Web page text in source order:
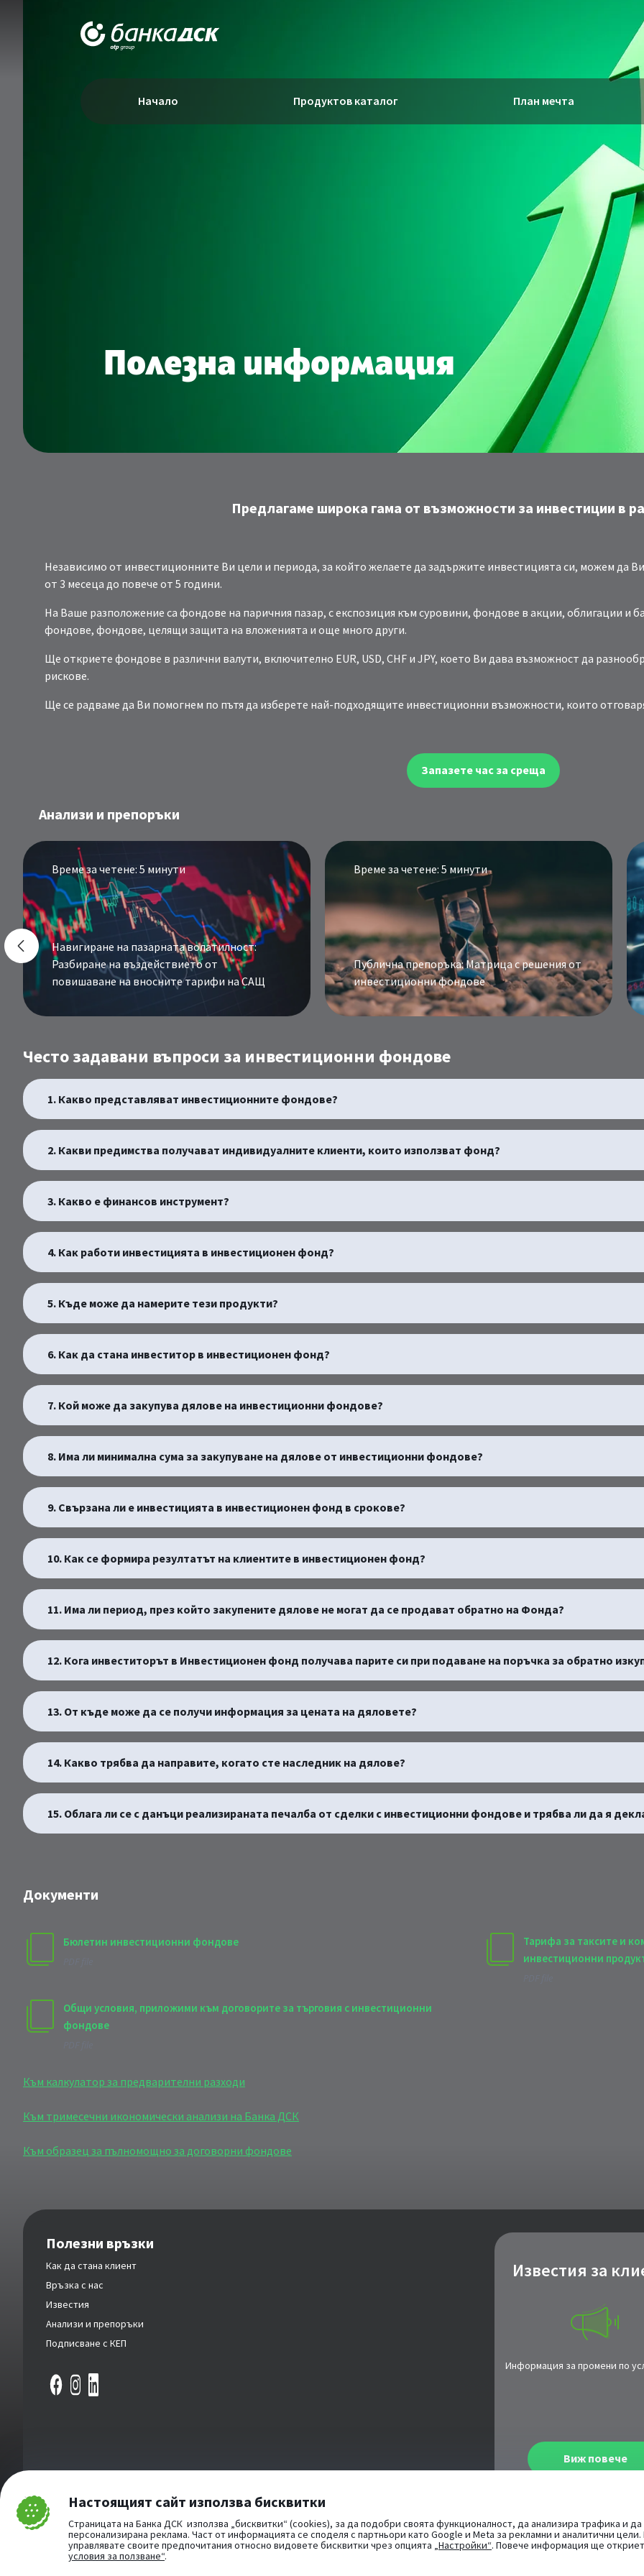
Затвори Настоящият сайт използва бисквитки
Страницата на Банка ДСК използва „бисквитки“ (cookies), за да подобри своята функционалност, да анализира трафика и да
персонализирана реклама. Част от информацията се споделя с партньори като Google и Meta за рекламни и аналитични
управлявате своите предпочитания относно видовете бисквитки чрез опцията „Настройки“. Повече информация ще
условия за ползване“.
Начало Продуктов каталог План мечта
Полезна информация
Предлагаме широка гама от възможности за инвестиции в
Независимо от инвестиционните Ви цели и периода, за който желаете да задържите инвестицията си, можем да
от 3 месеца до повече от 5 години.
На Ваше разположение са фондове на паричния пазар, с експозиция към суровини, фондове в акции, облигации
фондове, фондове, целящи защита на вложенията и още много други.
Ще откриете фондове в различни валути, включително EUR, USD, CHF и JPY, което Ви дава възможност да
рискове.
Ще се радваме да Ви помогнем по пътя да изберете най-подходящите инвестиционни възможности, които
Запазете час за среща
Анализи и препоръки
Време за четене: 5 минути
Навигиране на пазарната волатилност:
Разбиране на въздействието от
повишаване на вносните тарифи на САЩ
Време за четене: 5 минути
Публична препоръка: Матрица с решения от
инвестиционни фондове
Често задавани въпроси за инвестиционни фондове
1. Какво представляват инвестиционните фондове?
2. Какви предимства получават индивидуалните клиенти, които използват фонд?
3. Какво е финансов инструмент?
4. Как работи инвестицията в инвестиционен фонд?
5. Къде може да намерите тези продукти?
6. Как да стана инвеститор в инвестиционен фонд?
7. Кой може да закупува дялове на инвестиционни фондове?
8. Има ли минимална сума за закупуване на дялове от инвестиционни фондове?
9. Свързана ли е инвестицията в инвестиционен фонд в срокове?
10. Как се формира резултатът на клиентите в инвестиционен фонд?
11. Има ли период, през който закупените дялове не могат да се продават обратно на Фонда?
12. Кога инвеститорът в Инвестиционен фонд получава парите си при подаване на поръчка за обратно
13. От къде може да се получи информация за цената на дяловете?
14. Какво трябва да направите, когато сте наследник на дялове?
15. Облага ли се с данъци реализираната печалба от сделки с инвестиционни фондове и трябва ли да я
Документи
Бюлетин инвестиционни фондове
Тарифа за таксите и
инвестиционни
Общи условия, приложими към договорите за търговия с инвестиционни
фондове
Към калкулатор за предварителни разходи
Към тримесечни икономически анализи на Банка ДСК
Към образец за пълномощно за договорни фондове
Полезни връзки
Как да стана клиент
Връзка с нас
Известия
Анализи и препоръки
Подписване с КЕП
Известия за
Информация за промени по
Виж повече
Част от: При въпроси -
Cookie consent change